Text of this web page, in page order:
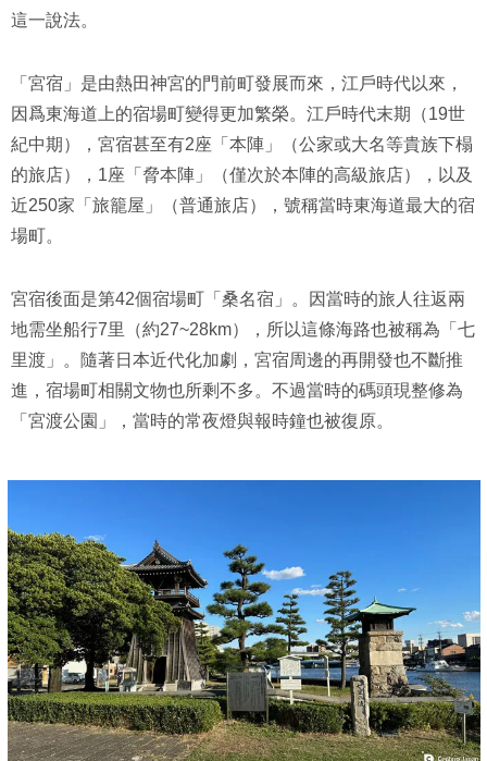
這一說法。
「宮宿」是由熱田神宮的門前町發展而來，江戶時代以來，
因爲東海道上的宿場町變得更加繁榮。江戶時代末期（19世
紀中期），宮宿甚至有2座「本陣」（公家或大名等貴族下榻
的旅店），1座「脅本陣」（僅次於本陣的高級旅店），以及
近250家「旅籠屋」（普通旅店），號稱當時東海道最大的宿
場町。
宮宿後面是第42個宿場町「桑名宿」。因當時的旅人往返兩
地需坐船行7里（約27~28km），所以這條海路也被稱為「七
里渡」。隨著日本近代化加劇，宮宿周邊的再開發也不斷推
進，宿場町相關文物也所剩不多。不過當時的碼頭現整修為
「宮渡公園」，當時的常夜燈與報時鐘也被復原。